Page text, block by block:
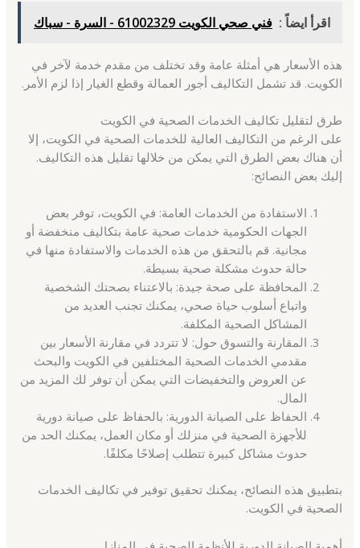
اقرأ ايضاً : فني صحي الكويت 61002329 - السرة - سباك
هذه الأسعار هي أمثلة عامة وقد تختلف من مقدم خدمة لآخر في
الكويت. قد تشمل التكاليف أجور العمالة وقطع الغيار إذا لزم الأمر.
طرق لتقليل تكاليف الخدمات الصحية في الكويت
على الرغم من التكاليف العالية للخدمات الصحية في الكويت، إلا
أن هناك بعض الطرق التي يمكن من خلالها تقليل هذه التكاليف.
إليك بعض النصائح:
الاستفادة من الخدمات العامة: في الكويت، توفر بعض
الجهات الحكومية خدمات صحية عامة بتكاليف منخفضة أو
مجانية. قم بالتحقق من هذه الخدمات والاستفادة منها في
حالة حدوث مشكلة صحية بسيطة.
المحافظة على صحة جيدة: بالاعتناء بصحتك الشخصية
واتباع أسلوب حياة صحي، يمكنك تجنب العديد من
المشاكل الصحية المكلفة.
المقارنة والتسوق حول: لا تتردد في مقارنة الأسعار بين
مقدمي الخدمات الصحية المختلفين في الكويت والبحث
عن العروض والتخفيضات التي يمكن أن توفر لك المزيد من
المال.
الحفاظ على الصيانة الدورية: بالحفاظ على صيانة دورية
للأجهزة الصحية في منزلك أو مكان العمل، يمكنك الحد من
حدوث مشاكل كبيرة تتطلب إصلاحًا مكلفًا.
بتطبيق هذه النصائح، يمكنك تحقيق توفير في تكاليف الخدمات
الصحية في الكويت.